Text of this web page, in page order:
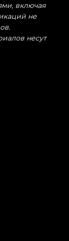
включая
не
несут